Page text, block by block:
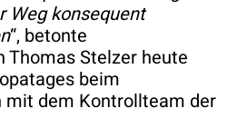
Weg konsequent
“, betonte
Thomas Stelzer heute
beim
dem Kontrollteam der